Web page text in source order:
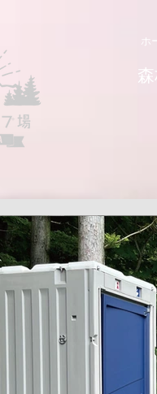
ホ
ープン
たかはら花畑キャンプ場
日のお客さんのスナッ
い付き合いになりそう
日
読了時間: 0分